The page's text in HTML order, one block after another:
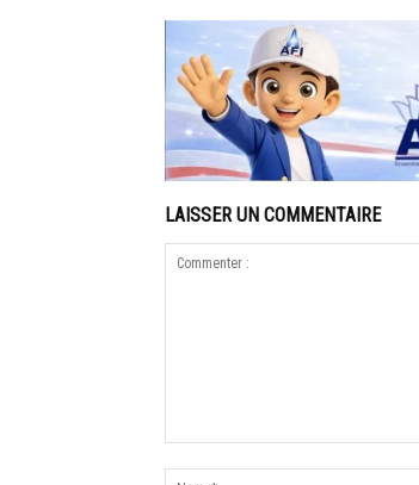
LAISSER UN COMMENTAIRE